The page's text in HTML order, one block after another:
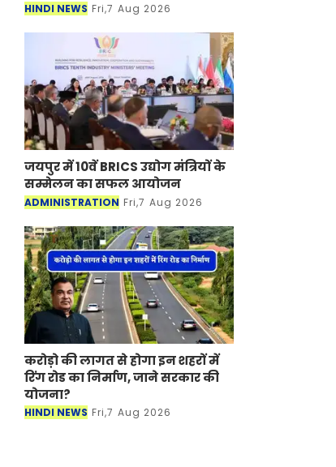
HINDI NEWS Fri,7 Aug 2026
जयपुर में 10वें BRICS उद्योग मंत्रियों के
सम्मेलन का सफल आयोजन
ADMINISTRATION Fri,7 Aug 2026
करोड़ो की लागत से होगा इन शहरों में
रिंग रोड का निर्माण, जाने सरकार की
योजना?
HINDI NEWS Fri,7 Aug 2026